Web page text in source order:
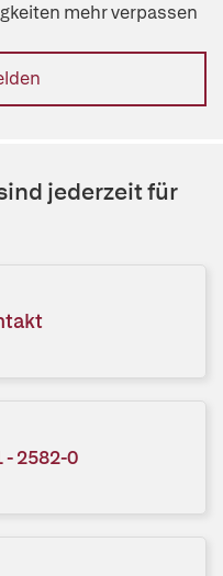
mehr verpassen
jederzeit für
- 2582-0